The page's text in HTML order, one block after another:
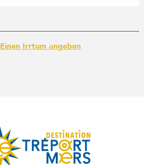
Einen Irrtum angeben